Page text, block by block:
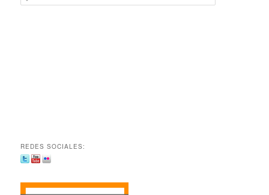
REDES SOCIALES: